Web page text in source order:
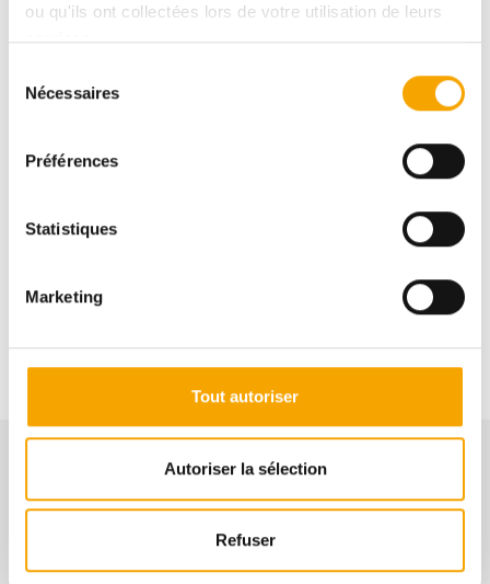
ou qu'ils ont collectées lors de votre utilisation de leurs
services.
Nécessaires
Préférences
Statistiques
Marketing
Tout autoriser
Autoriser la sélection
Refuser
Pour plus d’informations sur ce bien, vous pouvez
Afafe FAHI
+352691112111
NOS BIENS SIMILAIRES